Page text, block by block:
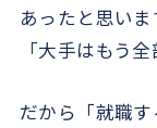
あったと思いま
「大手はもう
だから「就職